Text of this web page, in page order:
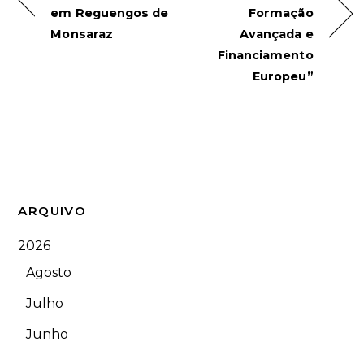
em Reguengos de
Monsaraz
Formação
Avançada e
Financiamento
Europeu”
ARQUIVO
2026
Agosto
Julho
Junho